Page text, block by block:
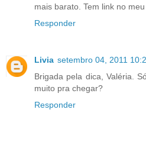
mais barato. Tem link no meu
Responder
Livia setembro 04, 2011
Brigada pela dica, Valéria.
muito pra chegar?
Responder